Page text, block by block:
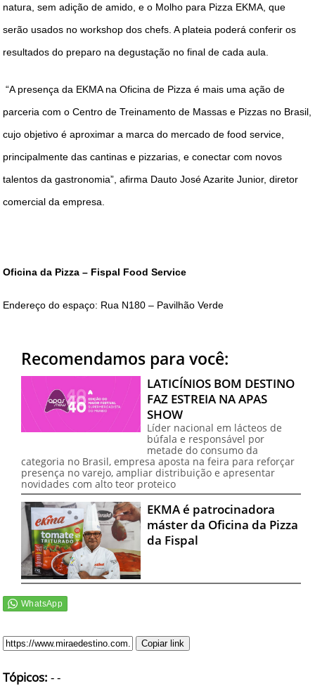
natura, sem adição de amido, e o Molho para Pizza EKMA, que
serão usados no workshop dos chefs. A plateia poderá conferir os
resultados do preparo na degustação no final de cada aula.
“A presença da EKMA na Oficina de Pizza é mais uma ação de
parceria com o Centro de Treinamento de Massas e Pizzas no Brasil,
cujo objetivo é aproximar a marca do mercado de food service,
principalmente das cantinas e pizzarias, e conectar com novos
talentos da gastronomia”, afirma Dauto José Azarite Junior, diretor
comercial da empresa.
Oficina da Pizza – Fispal Food Service
Endereço do espaço: Rua N180 – Pavilhão Verde
Recomendamos para você:
LATICÍNIOS BOM DESTINO
FAZ ESTREIA NA APAS
SHOW
Líder nacional em lácteos de
búfala e responsável por
metade do consumo da
categoria no Brasil, empresa aposta na feira para reforçar
presença no varejo, ampliar distribuição e apresentar
novidades com alto teor proteico
EKMA é patrocinadora
máster da Oficina da Pizza
da Fispal
Copiar link
Tópicos: --